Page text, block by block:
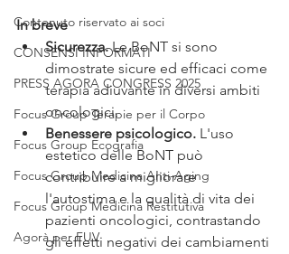
Contenuto riservato ai soci
CONSENSI INFORMATI
PRESS AGORA CONGRESS 2025
Focus Group Terapie per il Corpo
Focus Group Ecografia
Focus Group Medicina Anti-Aging
Focus Group Medicina Restitutiva
Agorà per FUV
In breve
Sicurezza. Le BoNT si sono
dimostrate sicure ed efficaci come
terapia adiuvante in diversi ambiti
oncologici.
Benessere psicologico. L'uso
estetico delle BoNT può
contribuire a migliorare
l'autostima e la qualità di vita dei
pazienti oncologici, contrastando
gli effetti negativi dei cambiamenti